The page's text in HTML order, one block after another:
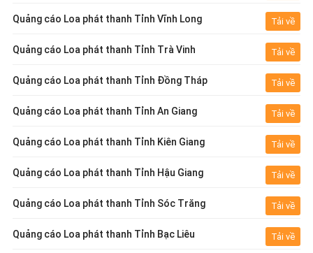
Quảng cáo Loa phát thanh Tỉnh Vĩnh Long Tải về
Quảng cáo Loa phát thanh Tỉnh Trà Vinh Tải về
Quảng cáo Loa phát thanh Tỉnh Đồng Tháp Tải về
Quảng cáo Loa phát thanh Tỉnh An Giang Tải về
Quảng cáo Loa phát thanh Tỉnh Kiên Giang Tải về
Quảng cáo Loa phát thanh Tỉnh Hậu Giang Tải về
Quảng cáo Loa phát thanh Tỉnh Sóc Trăng Tải về
Quảng cáo Loa phát thanh Tỉnh Bạc Liêu Tải về